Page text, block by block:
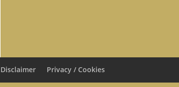
Disclaimer Privacy / Cookies